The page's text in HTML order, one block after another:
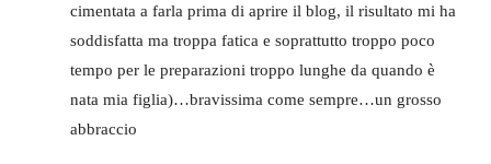
cimentata a farla prima di aprire il blog, il risultato mi ha
soddisfatta ma troppa fatica e soprattutto troppo poco
tempo per le preparazioni troppo lunghe da quando è
nata mia figlia)…bravissima come sempre…un grosso
abbraccio